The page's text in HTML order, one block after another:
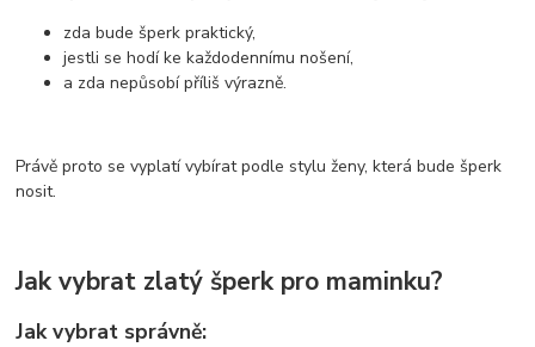
zda bude šperk praktický,
jestli se hodí ke každodennímu nošení,
a zda nepůsobí příliš výrazně.
Právě proto se vyplatí vybírat podle stylu ženy, která bude šperk
nosit.
Jak vybrat zlatý šperk pro maminku?
Jak vybrat správně: